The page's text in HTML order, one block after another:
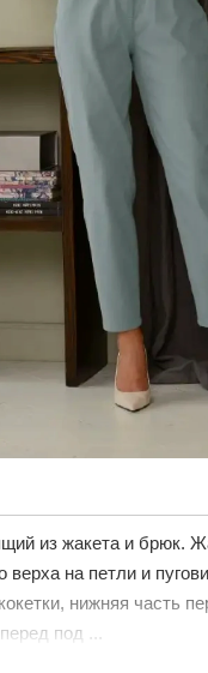
из жакета и брюк.
на петли и
нижняя часть
под ...